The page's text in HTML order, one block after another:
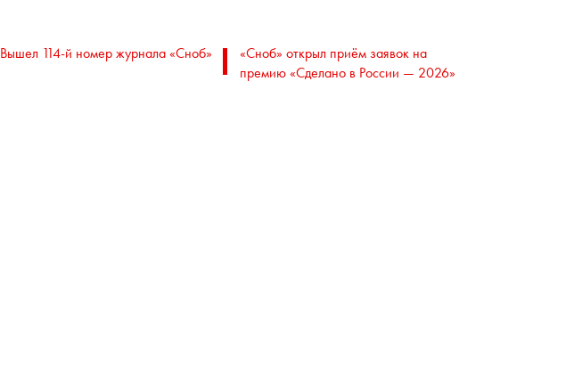
Вышел 114-й номер журнала «Сноб»
«Сноб» открыл приём заявок на
премию «Сделано в России — 2026»